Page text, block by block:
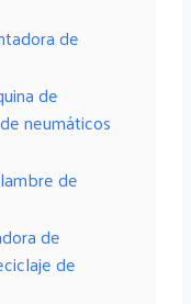
de
de
neumáticos
de
de
de